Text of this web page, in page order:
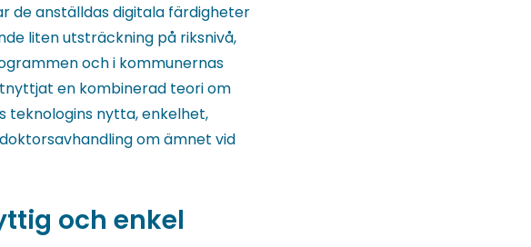
anställdas digitala färdigheter
liten utsträckning på riksnivå,
och i kommunernas
en kombinerad teori om
teknologins nytta, enkelhet,
om ämnet vid
och enkel